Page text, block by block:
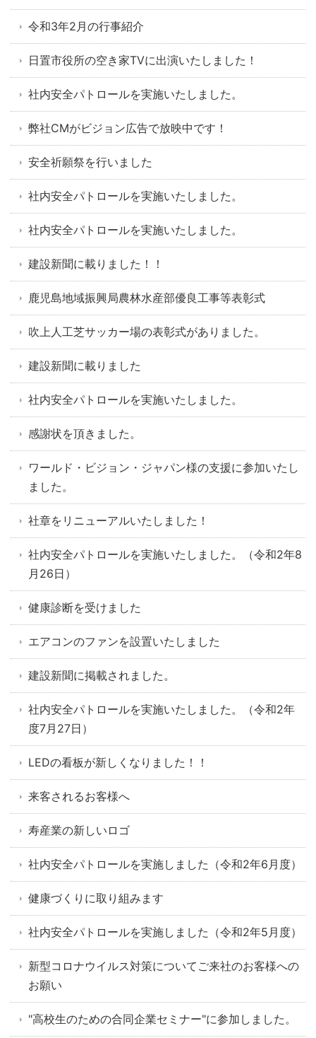
令和3年2月の行事紹介
日置市役所の空き家TVに出演いたしました！
社内安全パトロールを実施いたしました。
弊社CMがビジョン広告で放映中です！
安全祈願祭を行いました
社内安全パトロールを実施いたしました。
社内安全パトロールを実施いたしました。
建設新聞に載りました！！
鹿児島地域振興局農林水産部優良工事等表彰式
吹上人工芝サッカー場の表彰式がありました。
建設新聞に載りました
社内安全パトロールを実施いたしました。
感謝状を頂きました。
ワールド・ビジョン・ジャパン様の支援に参加いたし
ました。
社章をリニューアルいたしました！
社内安全パトロールを実施いたしました。（令和2年8
月26日）
健康診断を受けました
エアコンのファンを設置いたしました
建設新聞に掲載されました。
社内安全パトロールを実施いたしました。（令和2年
度7月27日）
LEDの看板が新しくなりました！！
来客されるお客様へ
寿産業の新しいロゴ
社内安全パトロールを実施しました（令和2年6月度）
健康づくりに取り組みます
社内安全パトロールを実施しました（令和2年5月度）
新型コロナウイルス対策についてご来社のお客様への
お願い
"高校生のための合同企業セミナー"に参加しました。